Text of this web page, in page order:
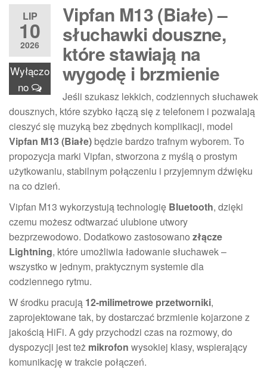
LIP
10
2026
Wyłączo
no
Vipfan M13 (Białe) –
słuchawki douszne,
które stawiają na
wygodę i brzmienie
Jeśli szukasz lekkich, codziennych słuchawek
dousznych, które szybko łączą się z telefonem i pozwalają
cieszyć się muzyką bez zbędnych komplikacji, model
Vipfan M13 (Białe) będzie bardzo trafnym wyborem. To
propozycja marki Vipfan, stworzona z myślą o prostym
użytkowaniu, stabilnym połączeniu i przyjemnym dźwięku
na co dzień.
Vipfan M13 wykorzystują technologię Bluetooth, dzięki
czemu możesz odtwarzać ulubione utwory
bezprzewodowo. Dodatkowo zastosowano złącze
Lightning, które umożliwia ładowanie słuchawek –
wszystko w jednym, praktycznym systemie dla
codziennego rytmu.
W środku pracują 12-milimetrowe przetworniki,
zaprojektowane tak, by dostarczać brzmienie kojarzone z
jakością HiFi. A gdy przychodzi czas na rozmowy, do
dyspozycji jest też mikrofon wysokiej klasy, wspierający
komunikację w trakcie połączeń.